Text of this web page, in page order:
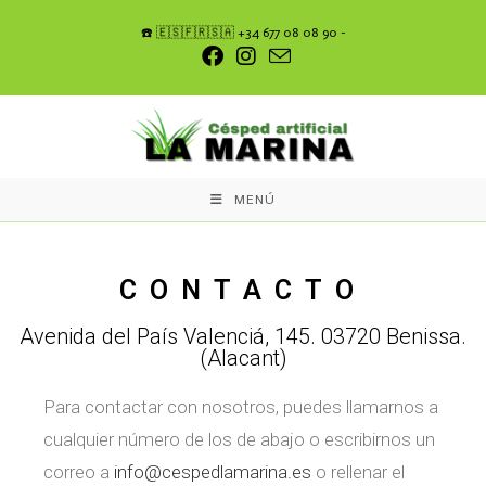
☎️ 🇪🇸🇫🇷🇸🇦 +34 677 08 08 90 -
MENÚ
CONTACTO
Avenida del País Valenciá, 145. 03720 Benissa.
(Alacant)
Para contactar con nosotros, puedes llamarnos a
cualquier número de los de abajo o escribirnos un
correo a info@cespedlamarina.es o rellenar el